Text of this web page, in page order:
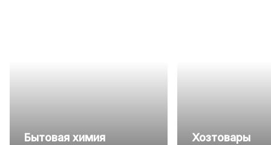
Бытовая химия Хозтовары